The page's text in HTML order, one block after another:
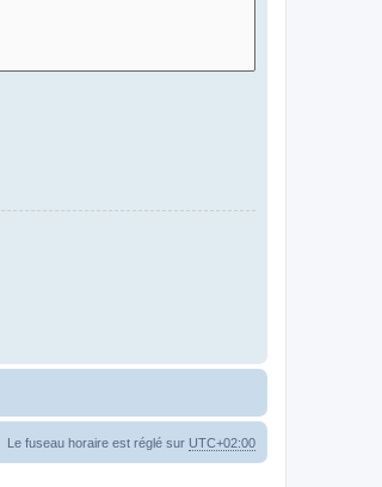
Le fuseau horaire est réglé sur UTC+02:00